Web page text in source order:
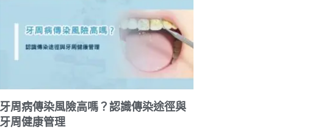
牙周病傳染風險高嗎？認識傳染途徑與
牙周健康管理